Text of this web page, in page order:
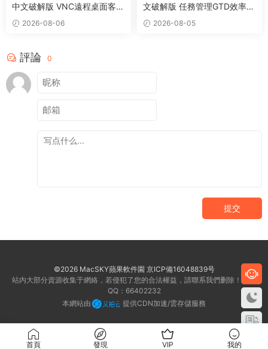
中文破解版 VNC遠程桌面客戶
端應用程序
2026-08-06
文破解版 任務管理GTD效率工
具 2026-08-05
評論 0
提交
©2026 MacSKY蘋果軟件園 京ICP備16048839号
站内大部分資源收集于網絡，若侵犯了您的合法權益，請聯系我們删除！客服
QQ：66402232
本網站由
提供CDN加速/雲存儲服務
首頁 發現 VIP 我的